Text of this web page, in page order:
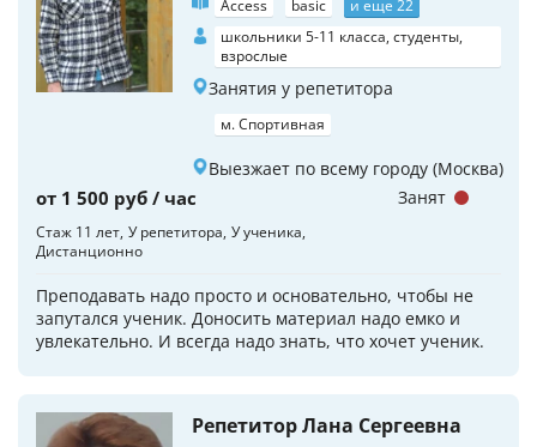
Access basic
и еще 22
школьники 5-11 класса, студенты,
взрослые
Занятия у репетитора
м. Спортивная
Выезжает по всему городу (Москва)
от 1 500 руб / час
Стаж 11 лет У репетитора У ученика
Дистанционно
Преподавать надо просто и основательно, чтобы не
запутался ученик. Доносить материал надо емко и
увлекательно. И всегда надо знать, что хочет ученик.
Занят
Репетитор Лана Сергеевна